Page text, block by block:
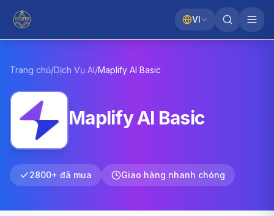
VI
Trang chủ/Dịch Vụ AI/Maplify AI Basic
Maplify AI Basic
2800+ đã mua Giao hàng nhanh chóng